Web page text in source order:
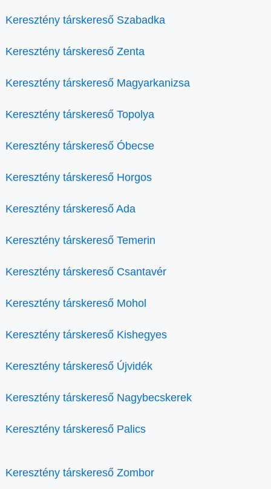
Keresztény társkereső Szabadka
Keresztény társkereső Zenta
Keresztény társkereső Magyarkanizsa
Keresztény társkereső Topolya
Keresztény társkereső Óbecse
Keresztény társkereső Horgos
Keresztény társkereső Ada
Keresztény társkereső Temerin
Keresztény társkereső Csantavér
Keresztény társkereső Mohol
Keresztény társkereső Kishegyes
Keresztény társkereső Újvidék
Keresztény társkereső Nagybecskerek
Keresztény társkereső Palics
Keresztény társkereső Zombor